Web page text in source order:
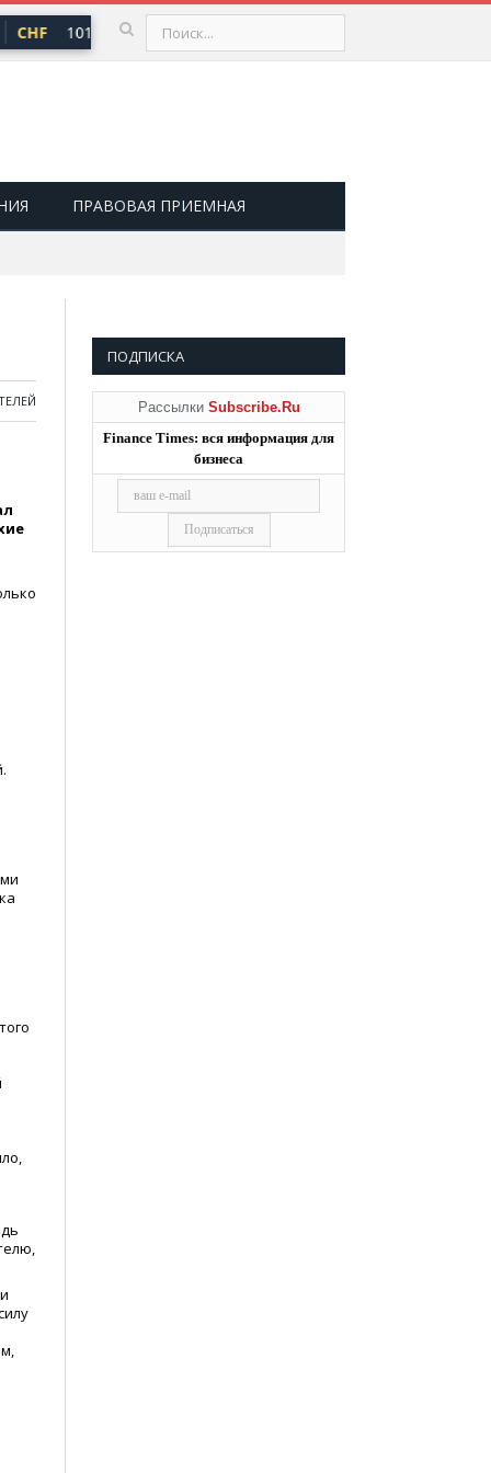
CHF 101,30 ₽ ▲ 0,64 USD
ПРАВОВАЯ ПРИЕМНАЯ
ПОДПИСКА
Рассылки Subscribe.Ru
Finance Times: вся информация для
бизнеса